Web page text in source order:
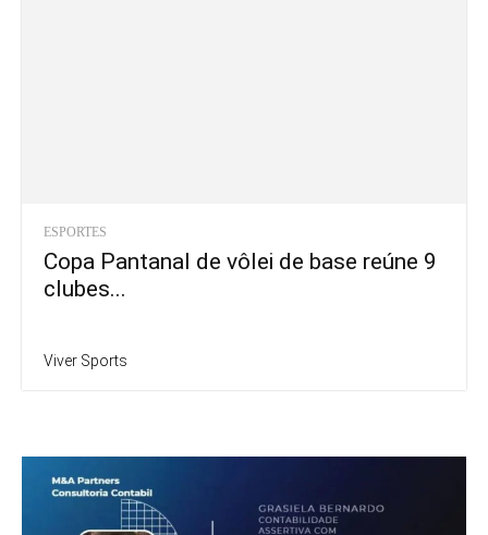
ESPORTES
Copa Pantanal de vôlei de base reúne 9
clubes...
Viver Sports